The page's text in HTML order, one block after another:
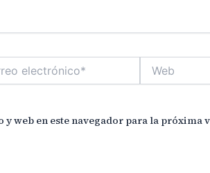
Web
web en este navegador para la próxima